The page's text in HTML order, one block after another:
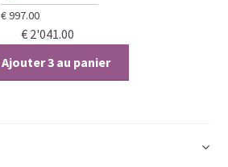
€997.00
€ 2'041.00
Ajouter 3 au panier